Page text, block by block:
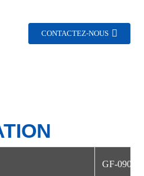
CONTACTEZ-NOUS
GF-